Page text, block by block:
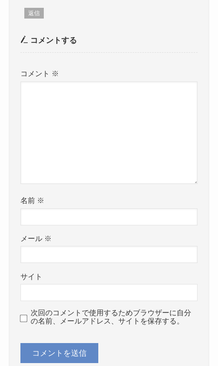
返信
コメントする
コメント ※
名前 ※
メール ※
サイト
次回のコメントで使用するためブラウザーに自分
の名前、メールアドレス、サイトを保存する。